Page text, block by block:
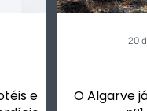
e
O Algarve
20